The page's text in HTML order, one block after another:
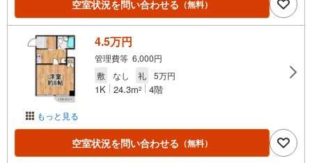
空室状況を問い合わせる （無料）
もっと見る
4.5万円
管理費等 6,000円
敷
なし 礼 5万円
1K 24.3m2 4階
空室状況を問い合わせる （無料）